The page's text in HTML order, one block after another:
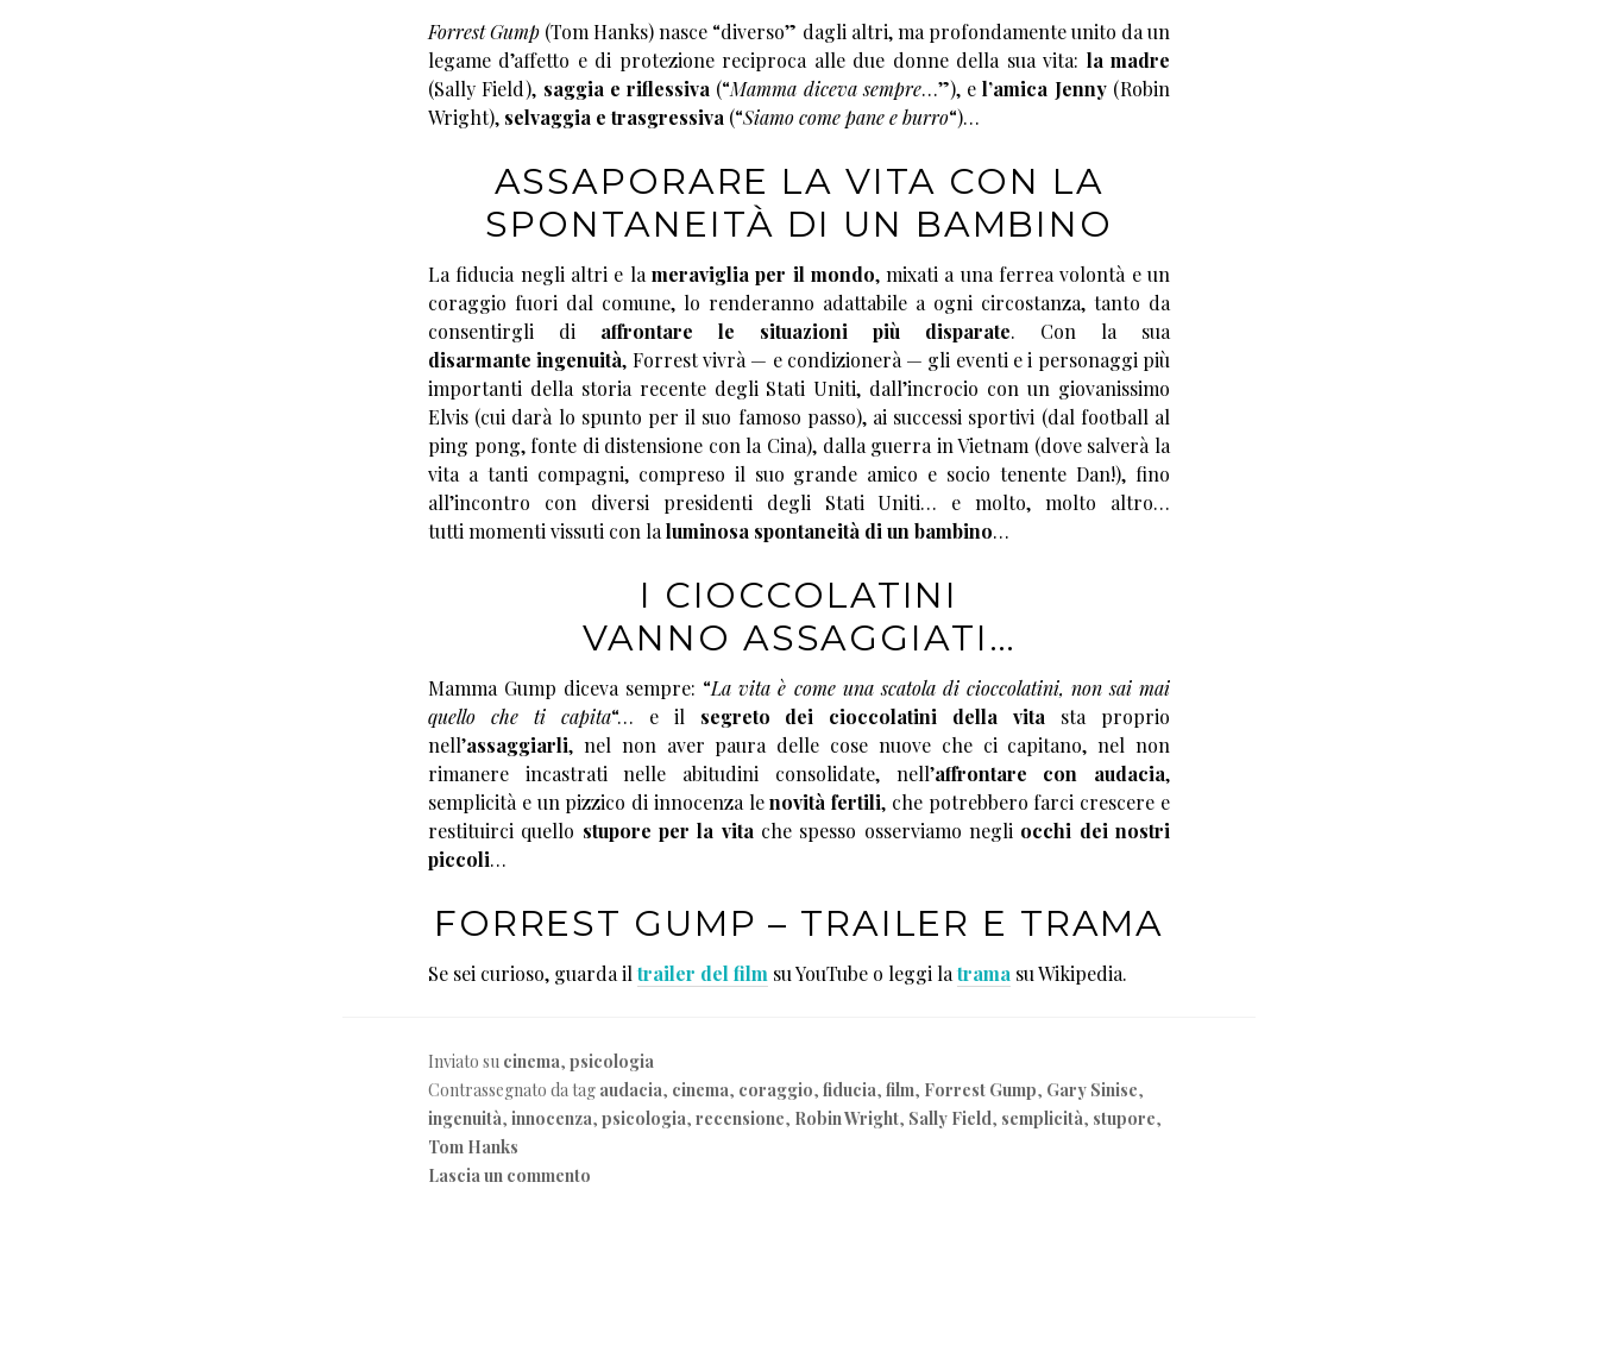
Forrest Gump (Tom Hanks) nasce “diverso” dagli altri, ma profondamente unito da un
legame d’affetto e di protezione reciproca alle due donne della sua vita: la madre
(Sally Field), saggia e riflessiva (“Mamma diceva sempre…”), el’amica Jenny(Robin
Wright), selvaggia e trasgressiva (“Siamo come pane e burro“)…
ASSAPORARE LA VITA CON LA
SPONTANEITÀ DI UN BAMBINO
La fiducia negli altri e la meraviglia per il mondo, mixati a una ferrea volontà e un
coraggio fuori dal comune, lo renderanno adattabile a ogni circostanza, tanto da
consentirgli di affrontare le situazioni più disparate. Con la sua
disarmante ingenuità, Forrest vivrà — e condizionerà — gli eventi e i personaggi più
importanti della storia recente degli Stati Uniti, dall’incrocio con un giovanissimo
Elvis (cui darà lo spunto per il suo famoso passo), ai successi sportivi (dal football al
ping pong, fonte di distensione con la Cina), dalla guerra in Vietnam (dove salverà la
vita a tanti compagni, compreso il suo grande amico e socio tenente Dan!), fino
all’incontro con diversi presidenti degli Stati Uniti… e molto, molto altro…
tutti momenti vissuti con la luminosa spontaneità di un bambino…
I CIOCCOLATINI
VANNO ASSAGGIATI…
Mamma Gump diceva sempre: “La vita è come una scatola di cioccolatini, non sai mai
quello che ti capita“… e il segreto dei cioccolatini della vita sta proprio
nell’assaggiarli, nel non aver paura delle cose nuove che ci capitano, nel non
rimanere incastrati nelle abitudini consolidate, nell’affrontare con audacia,
semplicità e un pizzico di innocenza lenovità fertili, che potrebbero farci crescere e
restituirci quello stupore per la vita che spesso osserviamo negli occhi dei nostri
piccoli…
FORREST GUMP – TRAILER E TRAMA
Se sei curioso, guarda iltrailer del film su YouTube o leggi latrama su Wikipedia.
Inviato su cinema, psicologia
Contrassegnato da tag audacia, cinema, coraggio, fiducia, film, Forrest Gump, Gary Sinise,
ingenuità, innocenza, psicologia, recensione, Robin Wright, Sally Field, semplicità, stupore,
Tom Hanks
Lascia un commento